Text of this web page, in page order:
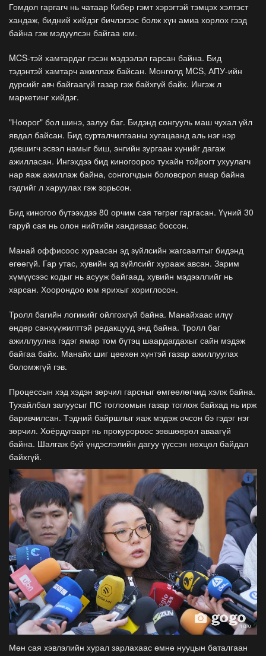
Гомдол гаргагч нь чатаар Кибер гэмт хэрэгтэй тэмцэх хэлтэст
хандаж, бидний хийдэг бичлэгээс болж хүн амиа хорлох гээд
байна гэж мэдүүлсэн байгаа юм.
MCS-тэй хамтардаг гэсэн мэдээлэл гарсан байна. Бид
тэдэнтэй хамтарч ажиллаж байсан. Монголд MCS, АПУ-ийн
дүрсийг авч байгаагүй газар гэж байхгүй байх. Ингэж л
маркетинг хийдэг.
"Ноорог" бол шинэ, залуу баг. Бидэнд сонгууль маш чухал үйл
явдал байсан. Бид сурталчилгааны хугацаанд аль нэг нэр
дэвшигч эсвэл намыг биш, энгийн зургаан хүнийг дагаж
ажилласан. Ингэхдээ бид киногоороо тухайн тойрогт ухуулагч
нар яаж ажиллаж байна, сонгогчдын боловсрол ямар байна
гэдгийг л харуулах гэж зорьсон.
Бид киногоо бүтээхдээ 80 орчим сая төгрөг гаргасан. Үүний 30
гаруй сая нь олон нийтийн хандиваас боссон.
Манай оффисоос хураасан эд зүйлсийн жагсаалтыг бидэнд
өгөөгүй. Гар утас, хувийн эд зүйлсийг хурааж авсан. Зарим
хүмүүсээс кодыг нь асууж байгаад, хувийн мэдээллийг нь
харсан. Хоорондоо юм ярихыг хориглосон.
Тролл багийн логикийг ойлгохгүй байна. Манайхаас илүү
өндөр санхүүжилттэй редакцууд энд байна. Тролл баг
ажиллуулна гэдэг ямар том бүтэц шаардагдахыг сайн мэдэж
байгаа байх. Манайх шиг цөөхөн хүнтэй газар ажиллуулах
боломжгүй гэв.
Процессын хэд хэдэн зөрчил гарсныг өмгөөлөгчид хэлж байна.
Тухайлбал залуусыг ПС тоглоомын газар тоглож байхад нь ирж
баривчилсан. Тэдний байршлыг яаж мэдэж очсон бэ гэдэг нэг
зөрчил. Хоёрдугаарт нь прокуророос зөвшөөрөл аваагүй
байна. Шалгаж буй үндэслэлийн дагуу үүссэн нөхцөл байдал
байхгүй.
Мөн сая хэвлэлийн хурал зарлахаас өмнө нууцын баталгаан